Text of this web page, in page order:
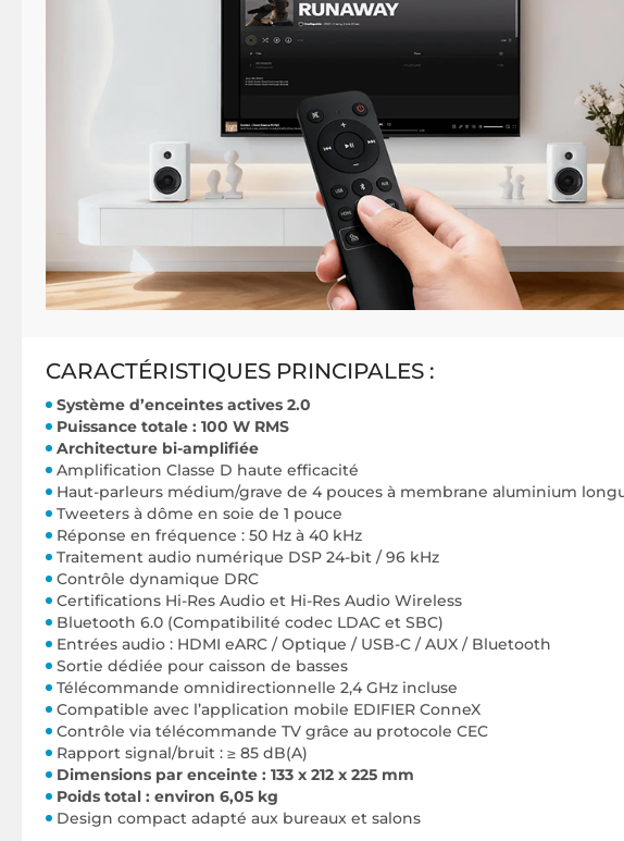
CARACTÉRISTIQUES PRINCIPALES :
Système d’enceintes actives 2.0
Puissance totale : 100 W RMS
Architecture bi-amplifiée
Amplification Classe D haute efficacité
Haut-parleurs médium/grave de 4 pouces à membrane aluminium
Tweeters à dôme en soie de 1 pouce
Réponse en fréquence : 50 Hz à 40 kHz
Traitement audio numérique DSP 24-bit / 96 kHz
Contrôle dynamique DRC
Certifications Hi-Res Audio et Hi-Res Audio Wireless
Bluetooth 6.0 (Compatibilité codec LDAC et SBC)
Entrées audio : HDMI eARC / Optique / USB-C / AUX / Bluetooth
Sortie dédiée pour caisson de basses
Télécommande omnidirectionnelle 2,4 GHz incluse
Compatible avec l’application mobile EDIFIER ConneX
Contrôle via télécommande TV grâce au protocole CEC
Rapport signal/bruit : ≥ 85 dB(A)
Dimensions par enceinte : 133 x 212 x 225 mm
Poids total : environ 6,05 kg
Design compact adapté aux bureaux et salons